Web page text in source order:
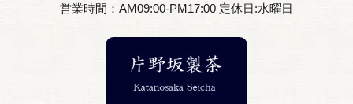
営業時間：AM09:00-PM17:00 定休日:水曜日